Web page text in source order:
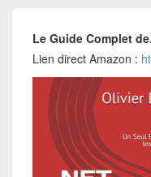
Le Guide Complet
Lien direct Amazon :